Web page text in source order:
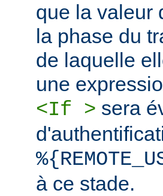
que la valeur
la phase du
de laquelle
une
<If > sera
à ce stade.